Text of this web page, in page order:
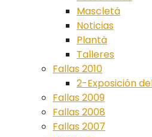
Mascletá
Noticias
Plantà
Talleres
Fallas 2010
2-Exposición
Fallas 2009
Fallas 2008
Fallas 2007